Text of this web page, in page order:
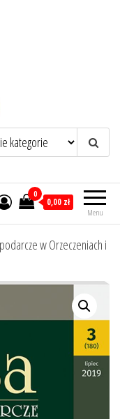
Menu
0
0,00 zł
w Orzeczeniach i